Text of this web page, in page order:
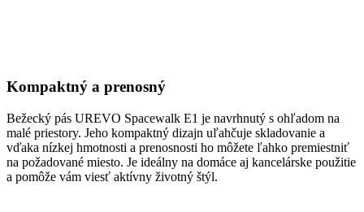
Kompaktný a prenosný
Bežecký pás UREVO Spacewalk E1 je navrhnutý s ohľadom na
malé priestory. Jeho kompaktný dizajn uľahčuje skladovanie a
vďaka nízkej hmotnosti a prenosnosti ho môžete ľahko premiestniť
na požadované miesto. Je ideálny na domáce aj kancelárske použitie
a pomôže vám viesť aktívny životný štýl.